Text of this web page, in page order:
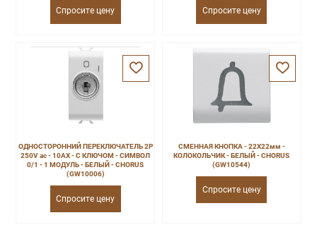
Спросите цену Спросите цену
ОДНОСТОРОННИЙ ПЕРЕКЛЮЧАТЕЛЬ 2P
250V ac - 10AX - С КЛЮЧОМ - СИМВОЛ
0/1 - 1 МОДУЛЬ - БЕЛЫЙ - CHORUS
(GW10006)
Спросите цену
СМЕННАЯ КНОПКА - 22X22мм -
КОЛОКОЛЬЧИК - БЕЛЫЙ - CHORUS
(GW10544)
Спросите цену